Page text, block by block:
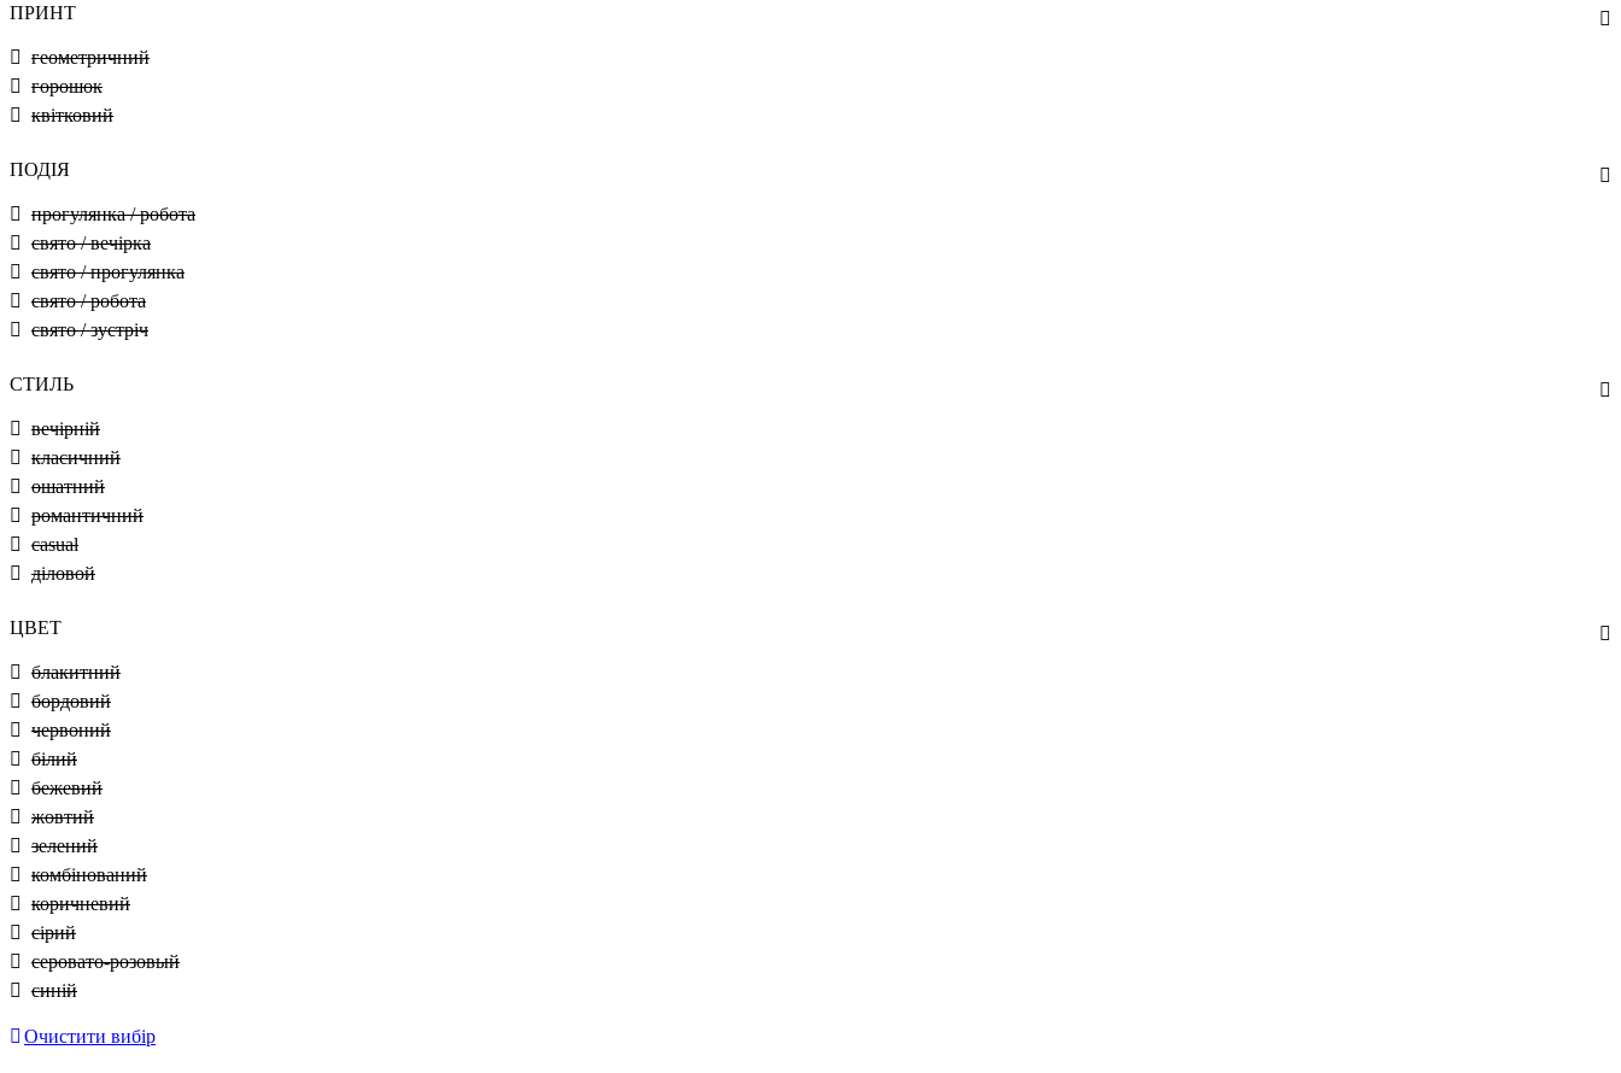
ПРИНТ
геометричний
горошок
квітковий
ПОДІЯ
прогулянка / робота
свято / вечірка
свято / прогулянка
свято / робота
свято / зустріч
СТИЛЬ
вечірній
класичний
ошатний
романтичний
casual
діловой
ЦВЕТ
блакитний
бордовий
червоний
білий
бежевий
жовтий
зелений
комбінований
коричневий
сірий
серовато-розовый
синій
Очистити вибір